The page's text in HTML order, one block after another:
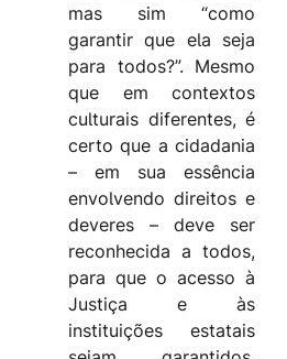
mas sim “como
garantir que ela seja
para todos?”. Mesmo
que em contextos
culturais diferentes, é
certo que a cidadania
– em sua essência
envolvendo direitos e
deveres – deve ser
reconhecida a todos,
para que o acesso à
Justiça e às
instituições estatais